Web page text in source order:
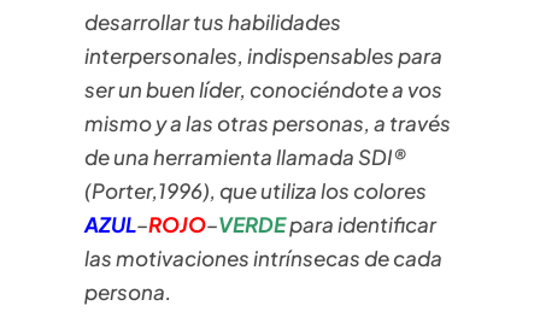
desarrollar tus habilidades
interpersonales, indispensables para
ser un buen líder, conociéndote a vos
mismo y a las otras personas, a través
de una herramienta llamada SDI®
(Porter,1996), que utiliza los colores
AZUL–ROJO–VERDEpara identificar
las motivaciones intrínsecas de cada
persona.